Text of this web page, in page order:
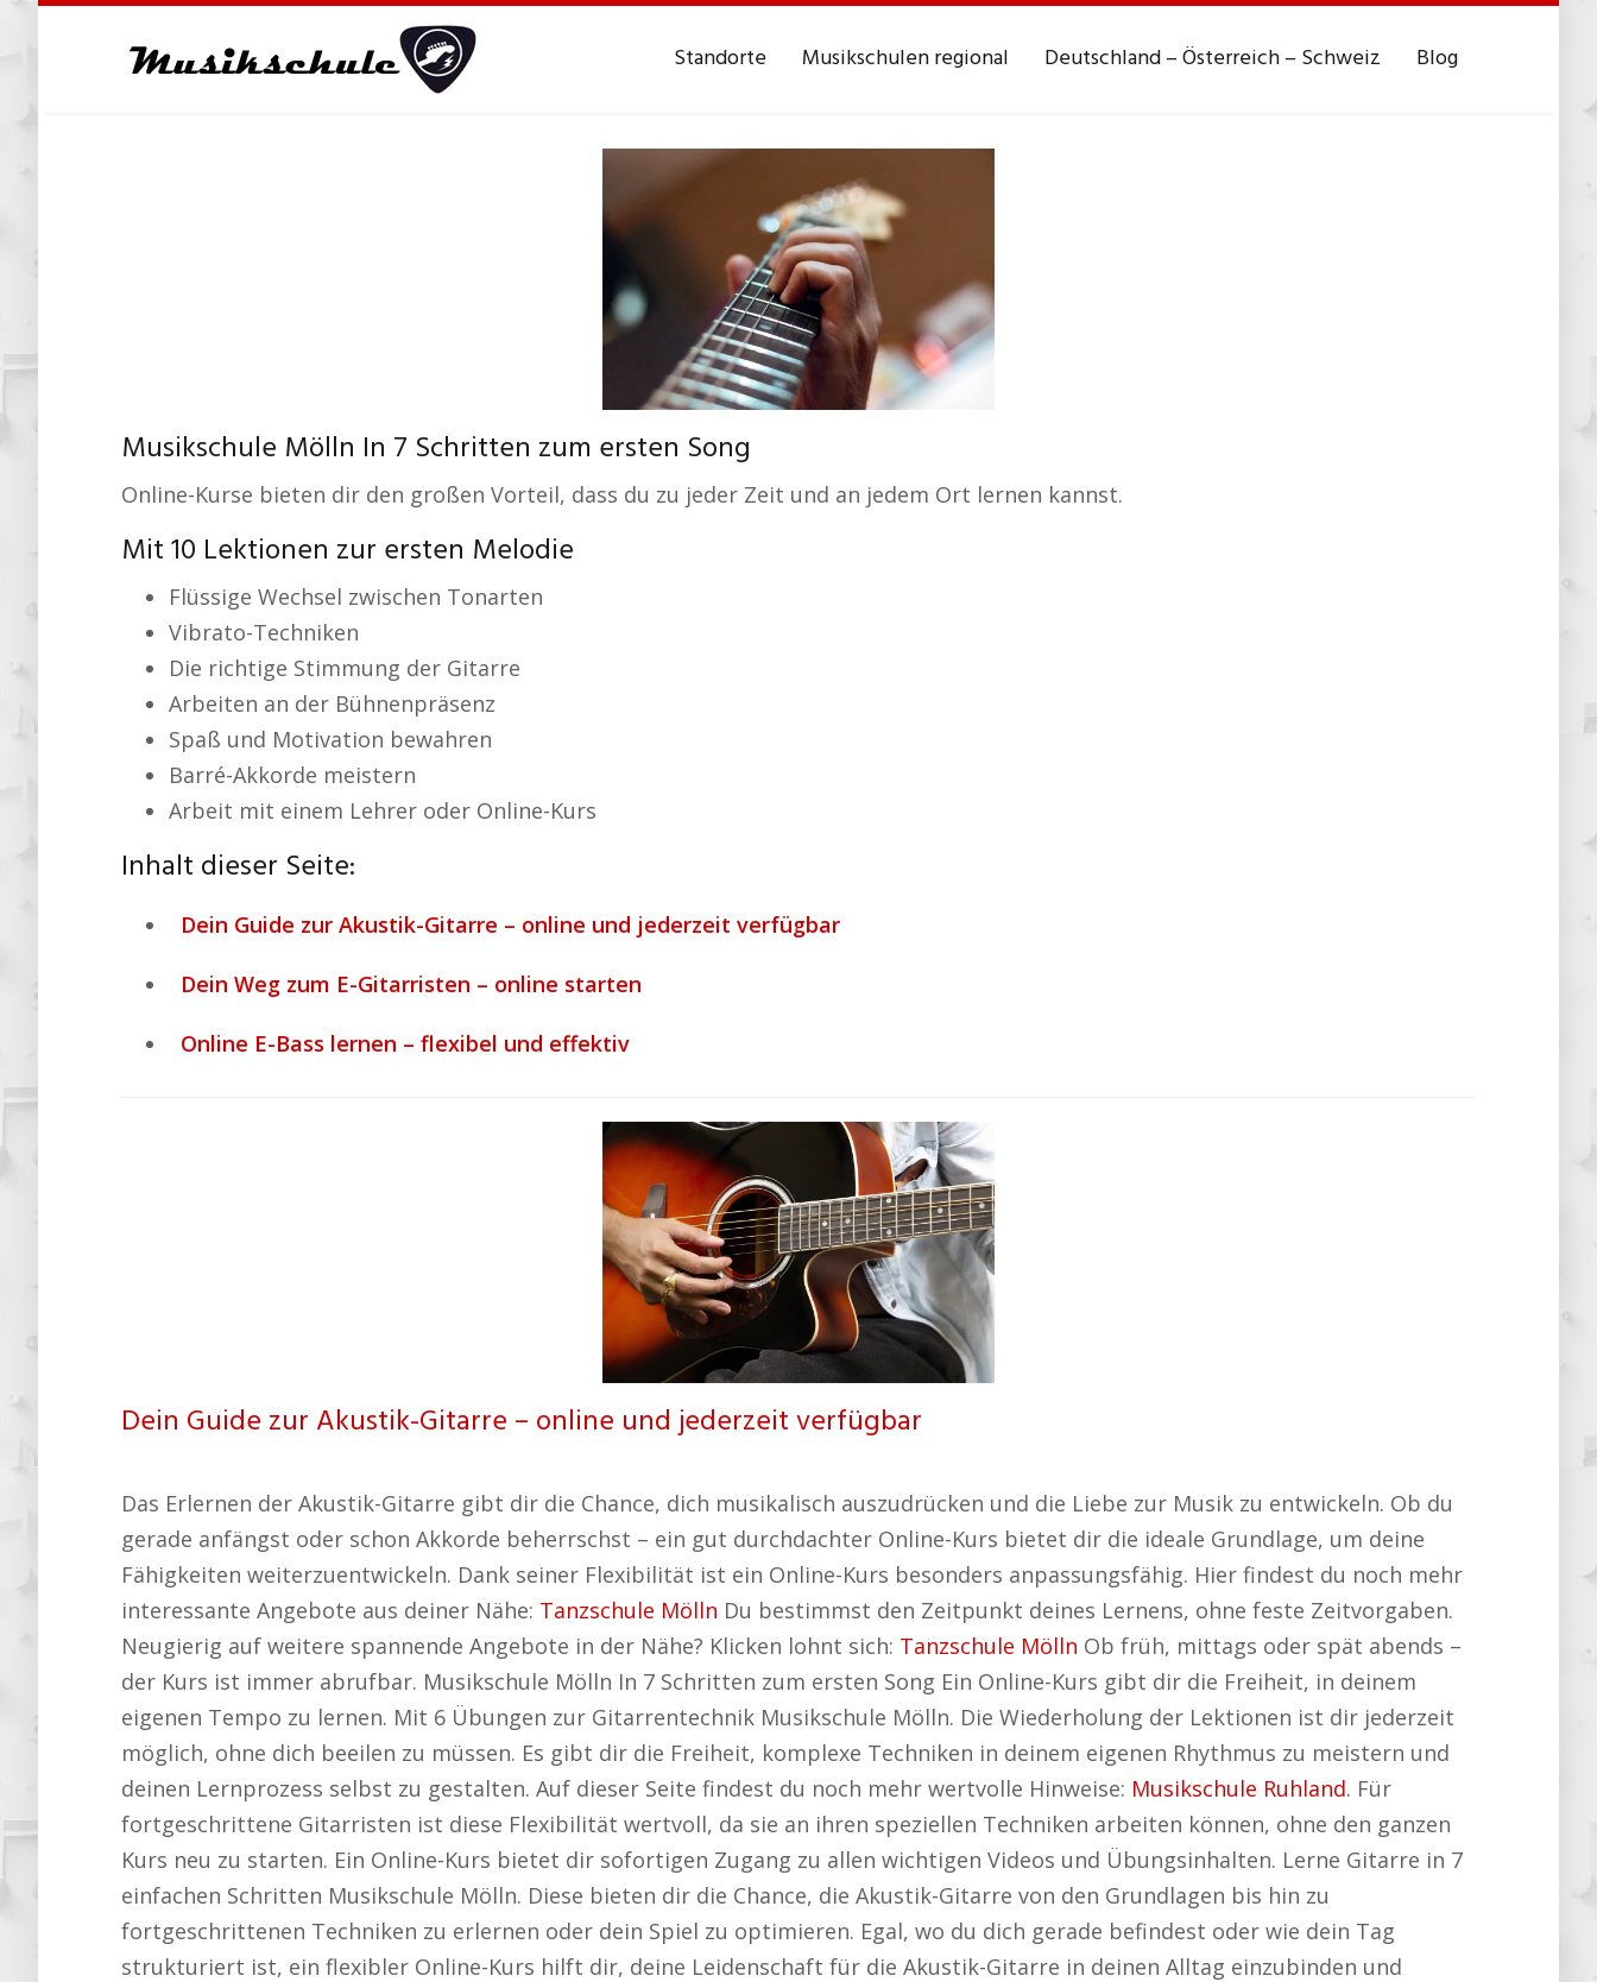
content
Standorte Musikschulen regional Deutschland – Österreich – Schweiz Blog
Musikschule Mölln In 7 Schritten zum ersten Song
Online-Kurse bieten dir den großen Vorteil, dass du zu jeder Zeit und an jedem Ort lernen kannst.
Mit 10 Lektionen zur ersten Melodie
Flüssige Wechsel zwischen Tonarten
Vibrato-Techniken
Die richtige Stimmung der Gitarre
Arbeiten an der Bühnenpräsenz
Spaß und Motivation bewahren
Barré-Akkorde meistern
Arbeit mit einem Lehrer oder Online-Kurs
Inhalt dieser Seite:
Dein Guide zur Akustik-Gitarre – online und jederzeit verfügbar
Dein Weg zum E-Gitarristen – online starten
Online E-Bass lernen – flexibel und effektiv
Dein Guide zur Akustik-Gitarre – online und jederzeit verfügbar
Das Erlernen der Akustik-Gitarre gibt dir die Chance, dich musikalisch auszudrücken und die Liebe zur Musik zu entwickeln. Ob du
gerade anfängst oder schon Akkorde beherrschst – ein gut durchdachter Online-Kurs bietet dir die ideale Grundlage, um deine
Fähigkeiten weiterzuentwickeln. Dank seiner Flexibilität ist ein Online-Kurs besonders anpassungsfähig. Hier findest du noch mehr
interessante Angebote aus deiner Nähe: Tanzschule Mölln Du bestimmst den Zeitpunkt deines Lernens, ohne feste Zeitvorgaben.
Neugierig auf weitere spannende Angebote in der Nähe? Klicken lohnt sich: Tanzschule Mölln Ob früh, mittags oder spät abends –
der Kurs ist immer abrufbar. Musikschule Mölln In 7 Schritten zum ersten Song Ein Online-Kurs gibt dir die Freiheit, in deinem
eigenen Tempo zu lernen. Mit 6 Übungen zur Gitarrentechnik Musikschule Mölln. Die Wiederholung der Lektionen ist dir jederzeit
möglich, ohne dich beeilen zu müssen. Es gibt dir die Freiheit, komplexe Techniken in deinem eigenen Rhythmus zu meistern und
deinen Lernprozess selbst zu gestalten. Auf dieser Seite findest du noch mehr wertvolle Hinweise: Musikschule Ruhland. Für
fortgeschrittene Gitarristen ist diese Flexibilität wertvoll, da sie an ihren speziellen Techniken arbeiten können, ohne den ganzen
Kurs neu zu starten. Ein Online-Kurs bietet dir sofortigen Zugang zu allen wichtigen Videos und Übungsinhalten. Lerne Gitarre in 7
einfachen Schritten Musikschule Mölln. Diese bieten dir die Chance, die Akustik-Gitarre von den Grundlagen bis hin zu
fortgeschrittenen Techniken zu erlernen oder dein Spiel zu optimieren. Egal, wo du dich gerade befindest oder wie dein Tag
strukturiert ist, ein flexibler Online-Kurs hilft dir, deine Leidenschaft für die Akustik-Gitarre in deinen Alltag einzubinden und